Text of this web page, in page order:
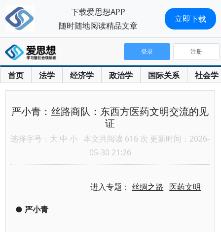
首页 法学 经济学 政治学 国际关系 社会学
登录 注册
严小青：丝路商队：东西方医药文明交流的见
证
选择字号： 大 中 小 本文共阅读 616 次 更新时间：2026-
05-30 21:26
进入专题： 丝绸之路 医药文明
● 严小青
下载爱思想APP
随时随地阅读精品文章
立即下载